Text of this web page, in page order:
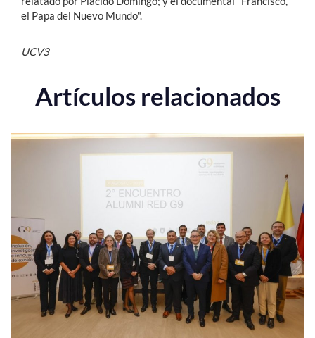
el Papa del Nuevo Mundo".
UCV3
Artículos relacionados